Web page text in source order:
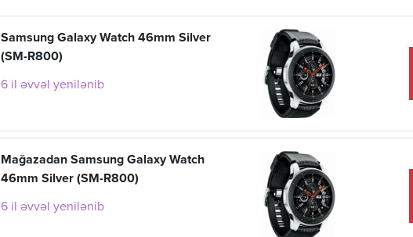
Samsung Galaxy Watch 46mm Silver
(SM-R800)
6 il əvvəl yenilənib
Mağazadan Samsung Galaxy Watch
46mm Silver (SM-R800)
6 il əvvəl yenilənib